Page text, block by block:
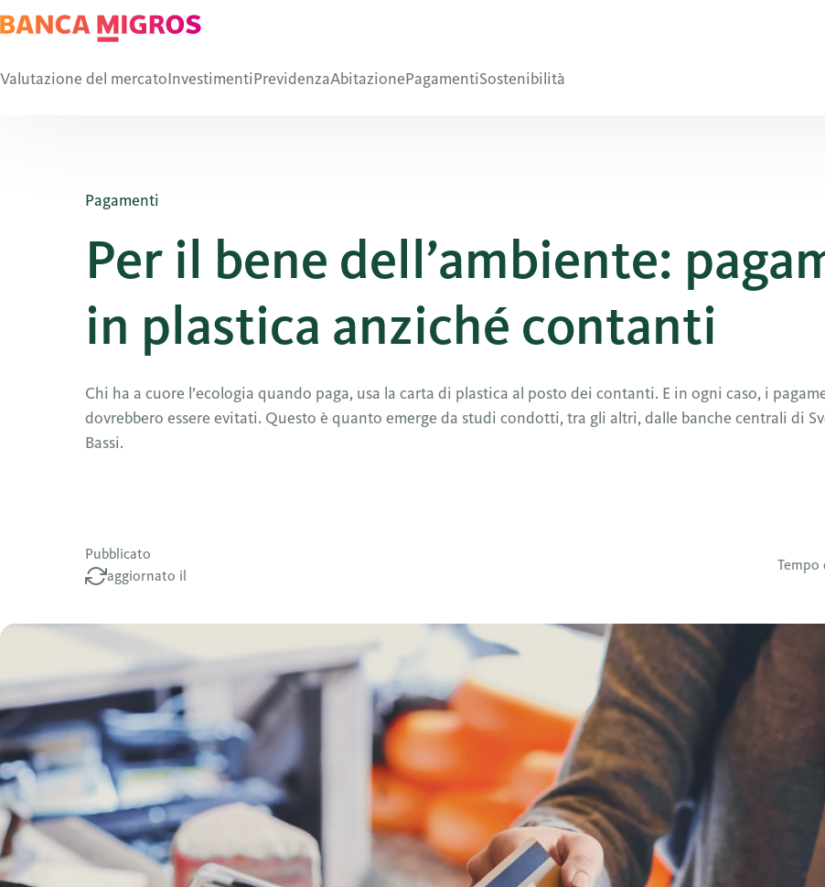
Valutazione del mercatoInvestimentiPrevidenzaAbitazionePagamentiSostenibilità
Pagamenti
Per il bene dell’ambiente:
in plastica anziché contanti
Chi ha a cuore l’ecologia quando paga, usa la carta di plastica al posto dei contanti. E in ogni caso, i
dovrebbero essere evitati. Questo è quanto emerge da studi condotti, tra gli altri, dalle banche centrali di
Bassi.
Pubblicato
aggiornato il